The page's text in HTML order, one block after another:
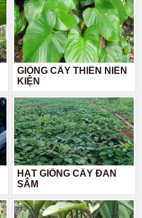
GIỐNG CÂY THIÊN NIÊN
KIỆN
HẠT GIỐNG CÂY ĐAN
SÂM